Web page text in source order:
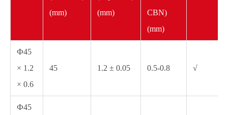
(mm)
(mm)
CBN)
(mm)
Ф45
× 1.2
× 0.6
45 1.2 ± 0.05 0.5-0.8 √
Ф45